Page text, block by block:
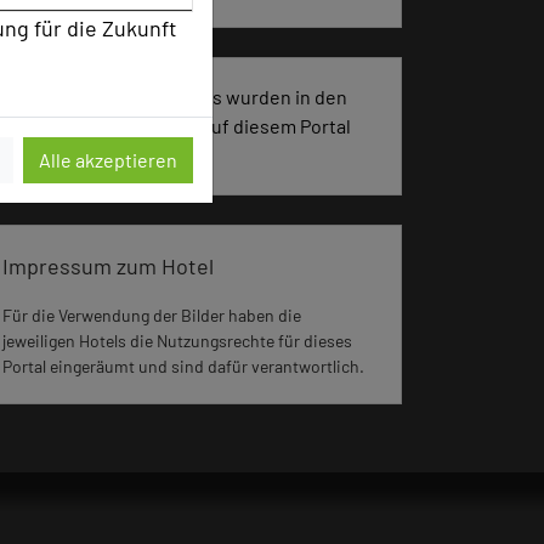
für die Zukunft
Alle akzeptieren
2795 Seiten dieses Hotels wurden in den
vergangenen 30 Tagen auf diesem Portal
aufgerufen.
Impressum zum Hotel
Für die Verwendung der Bilder haben die
jeweiligen Hotels die Nutzungsrechte für dieses
Portal eingeräumt und sind dafür verantwortlich.